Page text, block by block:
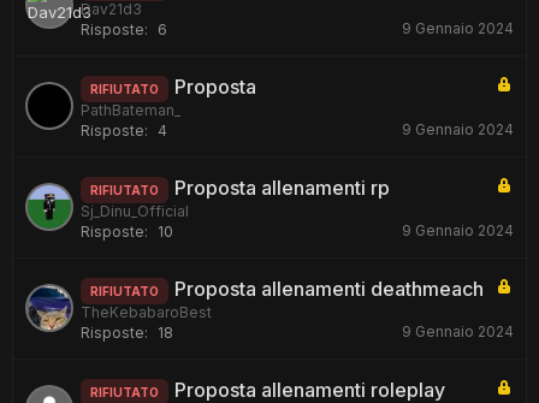
Dav21d3
Risposte:
6 9 Gennaio 2024
RIFIUTATO Proposta
PathBateman_
Risposte:
4 9 Gennaio 2024
RIFIUTATO Proposta allenamenti rp
Sj_Dinu_Official
Risposte:
10 9 Gennaio 2024
RIFIUTATO Proposta allenamenti deathmeach
TheKebabaroBest
Risposte:
18 9 Gennaio 2024
RIFIUTATO Proposta allenamenti roleplay